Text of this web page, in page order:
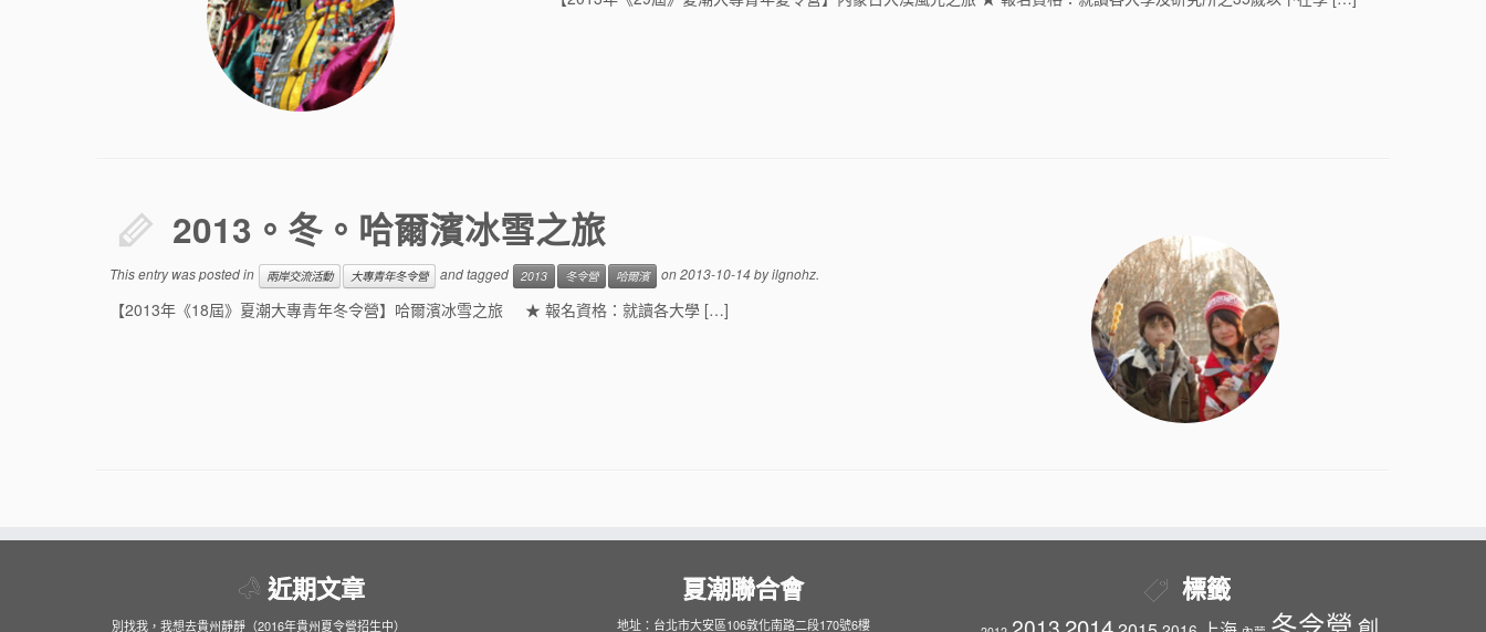
2013。冬。哈爾濱冰雪之旅
This entry was posted in 兩岸交流活動 大專青年冬令營 and tagged 2013 冬令營 哈爾濱 on2013-10-14byilgnohz.
【2013年《18屆》夏潮大專青年冬令營】哈爾濱冰雪之旅 ★ 報名資格：就讀各大學 […]
近期文章
別找我，我想去貴州靜靜（2016年貴州夏令營招生中）
夏潮聯合會
地址：台北市大安區106敦化南路二段170號6樓
標籤